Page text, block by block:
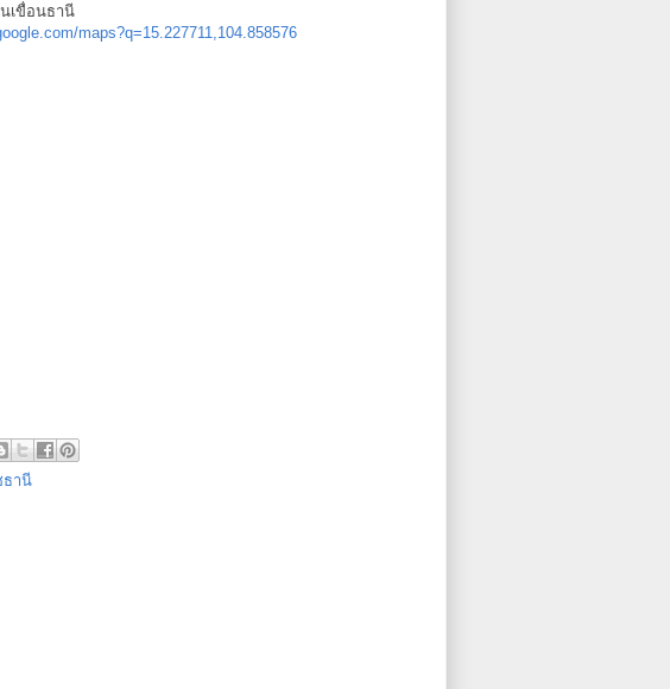
เขื่อนธานี
maps?q=15.227711,104.858576
ธานี